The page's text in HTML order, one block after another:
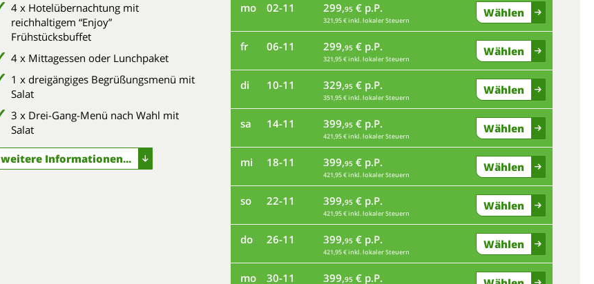
4 x Hotelübernachtung mit
reichhaltigem “Enjoy”
Frühstücksbuffet
4 x Mittagessen oder Lunchpaket
1 x dreigängiges Begrüßungsmenü mit
Salat
3 x Drei-Gang-Menü nach Wahl mit
Salat
weitere Informationen...
mo 02-11 299,95 € p.P.
321,95 € inkl. lokaler Steuern
Wählen
fr 06-11 299,95 € p.P.
321,95 € inkl. lokaler Steuern
Wählen
di 10-11 329,95 € p.P.
351,95 € inkl. lokaler Steuern
Wählen
sa 14-11 399,95 € p.P.
421,95 € inkl. lokaler Steuern
Wählen
mi 18-11 399,95 € p.P.
421,95 € inkl. lokaler Steuern
Wählen
so 22-11 399,95 € p.P.
421,95 € inkl. lokaler Steuern
Wählen
do 26-11 399,95 € p.P.
421,95 € inkl. lokaler Steuern
Wählen
mo 30-11 399,95 € p.P.